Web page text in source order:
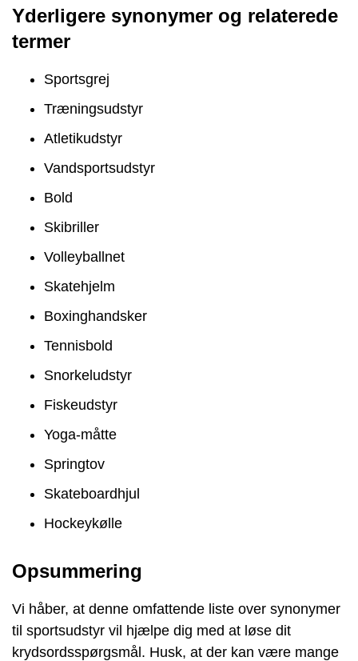
Yderligere synonymer og relaterede
termer
Sportsgrej
Træningsudstyr
Atletikudstyr
Vandsportsudstyr
Bold
Skibriller
Volleyballnet
Skatehjelm
Boxinghandsker
Tennisbold
Snorkeludstyr
Fiskeudstyr
Yoga-måtte
Springtov
Skateboardhjul
Hockeykølle
Opsummering
Vi håber, at denne omfattende liste over synonymer
til sportsudstyr vil hjælpe dig med at løse dit
krydsordsspørgsmål. Husk, at der kan være mange